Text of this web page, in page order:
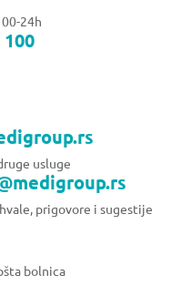
24h
100
usluge
prigovore i sugestije
bolnica